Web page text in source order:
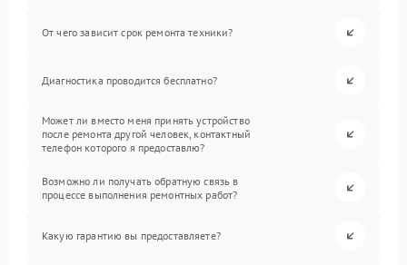
От чего зависит срок ремонта техники?
Диагностика проводится бесплатно?
Может ли вместо меня принять устройство
после ремонта другой человек, контактный
телефон которого я предоставлю?
Возможно ли получать обратную связь в
процессе выполнения ремонтных работ?
Какую гарантию вы предоставляете?